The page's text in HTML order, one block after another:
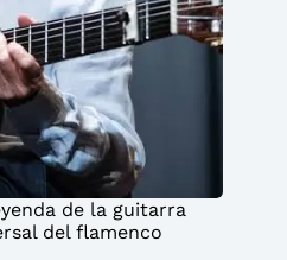
de la guitarra
del flamenco